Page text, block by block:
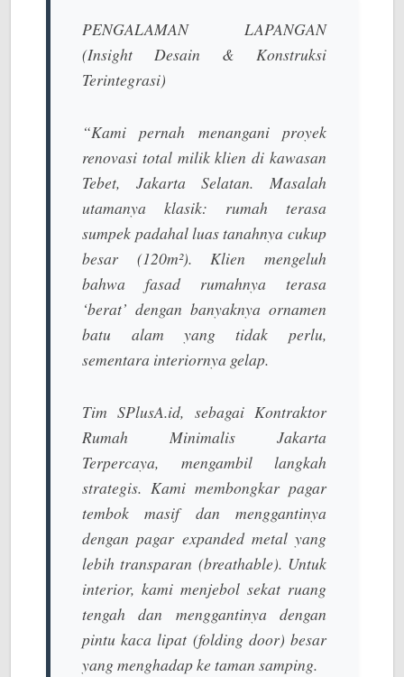
PENGALAMAN LAPANGAN
(Insight Desain & Konstruksi
Terintegrasi)
“Kami pernah menangani proyek
renovasi total milik klien di kawasan
Tebet, Jakarta Selatan. Masalah
utamanya klasik: rumah terasa
sumpek padahal luas tanahnya cukup
besar (120m²). Klien mengeluh
bahwa fasad rumahnya terasa
‘berat’ dengan banyaknya ornamen
batu alam yang tidak perlu,
sementara interiornya gelap.
Tim SPlusA.id, sebagai Kontraktor
Rumah Minimalis Jakarta
Terpercaya, mengambil langkah
strategis. Kami membongkar pagar
tembok masif dan menggantinya
dengan pagar expanded metalyang
lebih transparan (breathable). Untuk
interior, kami menjebol sekat ruang
tengah dan menggantinya dengan
pintu kaca lipat (folding door) besar
yang menghadap ke taman samping.